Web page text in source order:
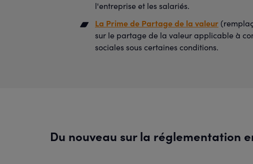
l'entreprise et les salariés.
La Prime de Partage de la valeur
sur le partage de la valeur applicable à
sociales sous certaines conditions.
Du nouveau sur la réglementation